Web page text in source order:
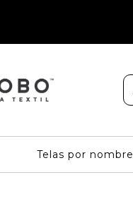
Telas por nombre